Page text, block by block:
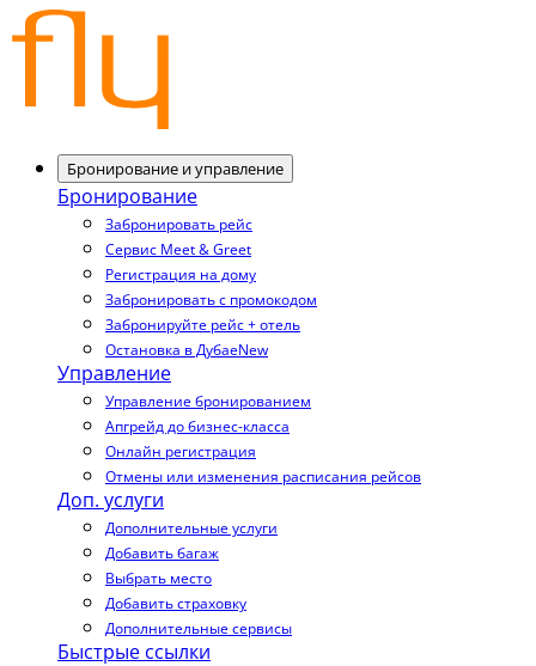
Бронирование и управление
Бронирование
Забронировать рейс
Сервис Meet & Greet
Регистрация на дому
Забронировать с промокодом
Забронируйте рейс + отель
Остановка в ДубаеNew
Управление
Управление бронированием
Апгрейд до бизнес-класса
Онлайн регистрация
Отмены или изменения расписания рейсов
Доп. услуги
Дополнительные услуги
Добавить багаж
Выбрать место
Добавить страховку
Дополнительные сервисы
Быстрые ссылки